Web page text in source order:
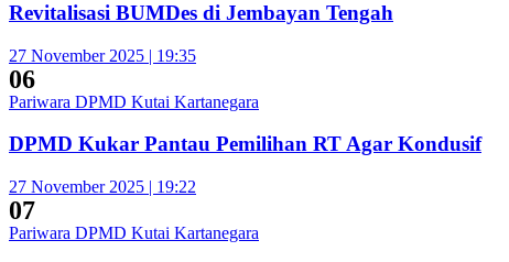
Revitalisasi BUMDes di Jembayan Tengah
27 November 2025 | 19:35
06
Pariwara DPMD Kutai Kartanegara
DPMD Kukar Pantau Pemilihan RT Agar Kondusif
27 November 2025 | 19:22
07
Pariwara DPMD Kutai Kartanegara